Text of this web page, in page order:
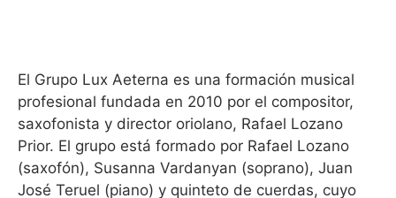
El Grupo Lux Aeterna es una formación musical
profesional fundada en 2010 por el compositor,
saxofonista y director oriolano, Rafael Lozano
Prior. El grupo está formado por Rafael Lozano
(saxofón), Susanna Vardanyan (soprano), Juan
José Teruel (piano) y quinteto de cuerdas, cuyo